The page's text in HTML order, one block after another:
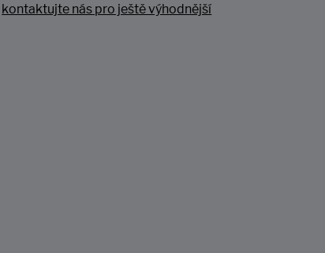
kontaktujte nás pro ještě výhodnější